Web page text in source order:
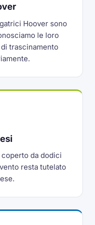
Hoover sono
le loro
trascinamento
da dodici
resta tutelato